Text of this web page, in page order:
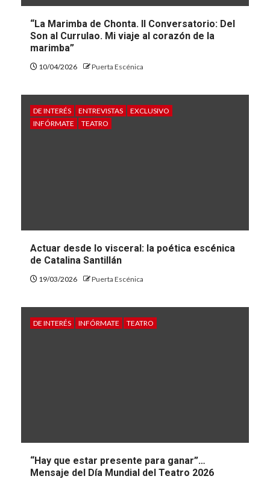
“La Marimba de Chonta. II Conversatorio: Del
Son al Currulao. Mi viaje al corazón de la
marimba”
10/04/2026 Puerta Escénica
DE INTERÉS ENTREVISTAS
EXCLUSIVO
INFÓRMATE
TEATRO
Actuar desde lo visceral: la poética escénica
de Catalina Santillán
19/03/2026 Puerta Escénica
DE INTERÉS INFÓRMATE TEATRO
“Hay que estar presente para ganar”…
Mensaje del Día Mundial del Teatro 2026